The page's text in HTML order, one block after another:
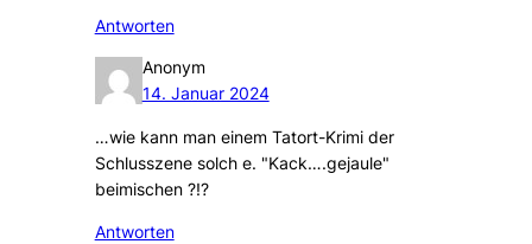
Antworten
Anonym
14. Januar 2024
…wie kann man einem Tatort-Krimi der
Schlusszene solch e. "Kack….gejaule"
beimischen ?!?
Antworten